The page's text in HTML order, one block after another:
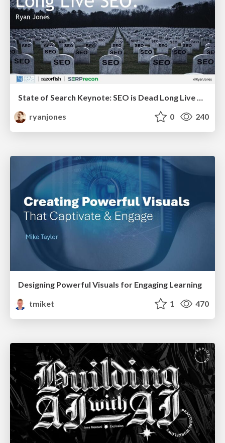
State of Search Keynote: SEO is Dead Long Live SEO
ryanjones
0 240
Designing Powerful Visuals for Engaging Learning
tmiket
1 470